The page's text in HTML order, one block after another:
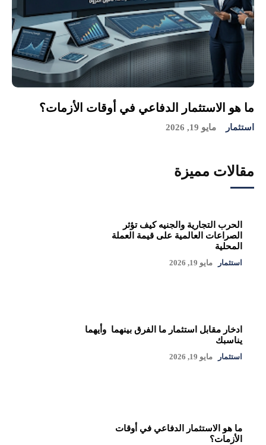
ما هو الاستثمار الدفاعي في أوقات الأزمات؟
استثمار مايو 19, 2026
مقالات مميزة
الحرب التجارية والجنيه كيف تؤثر
الصراعات العالمية على قيمة العملة
المحلية
استثمار مايو 19, 2026
ادخار مقابل استثمار ما الفرق بينهما وأيهما
يناسبك
استثمار مايو 19, 2026
ما هو الاستثمار الدفاعي في أوقات
الأزمات؟